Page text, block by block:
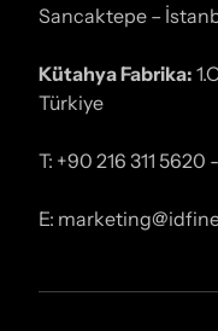
Sancaktepe –
Kütahya Fabrika:
Türkiye
T: +90 216 311 5620
E: